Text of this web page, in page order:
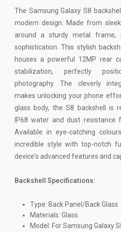
The Samsung Galaxy S8
modern design. Made from
around a sturdy metal frame,
sophistication. This stylish
houses a powerful 12MP rear
stabilization, perfectly
photography. The cleverly
makes unlocking your phone
glass body, the S8 backshell is
IP68 water and dust resistance
Available in eye-catching
incredible style with top-notch
device's advanced features and
Backshell Specifications:
Type: Back Panel/Back Glass
Materials: Glass
Model: For Samsung Galaxy